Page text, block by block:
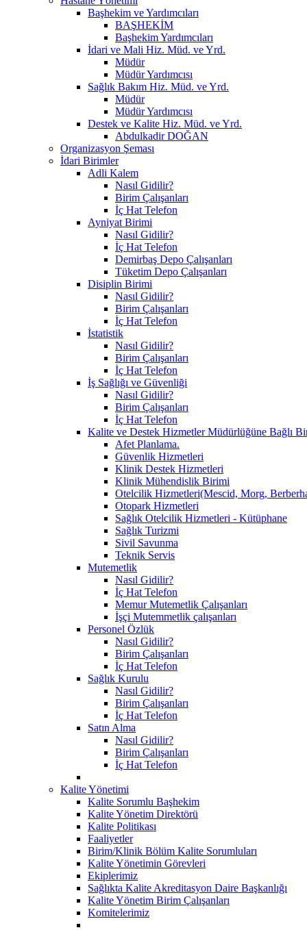
Başhekim ve Yardımcıları
BAŞHEKİM
Başhekim Yardımcıları
İdari ve Mali Hiz. Müd. ve Yrd.
Müdür
Müdür Yardımcısı
Sağlık Bakım Hiz. Müd. ve Yrd.
Müdür
Müdür Yardımcısı
Destek ve Kalite Hiz. Müd. ve Yrd.
Abdulkadir DOĞAN
Organizasyon Şeması
İdari Birimler
Adli Kalem
Nasıl Gidilir?
Birim Çalışanları
İç Hat Telefon
Ayniyat Birimi
Nasıl Gidilir?
İç Hat Telefon
Demirbaş Depo Çalışanları
Tüketim Depo Çalışanları
Disiplin Birimi
Nasıl Gidilir?
Birim Çalışanları
İç Hat Telefon
İstatistik
Nasıl Gidilir?
Birim Çalışanları
İç Hat Telefon
İş Sağlığı ve Güvenliği
Nasıl Gidilir?
Birim Çalışanları
İç Hat Telefon
Kalite ve Destek Hizmetler Müdürlüğüne Bağlı
Afet Planlama.
Güvenlik Hizmetleri
Klinik Destek Hizmetleri
Klinik Mühendislik Birimi
Otelcilik Hizmetleri(Mescid, Morg,
Otopark Hizmetleri
Sağlık Otelcilik Hizmetleri - Kütüphane
Sağlık Turizmi
Sivil Savunma
Teknik Servis
Mutemetlik
Nasıl Gidilir?
İç Hat Telefon
Memur Mutemetlik Çalışanları
İşçi Mutemmetlik çalışanları
Personel Özlük
Nasıl Gidilir?
Birim Çalışanları
İç Hat Telefon
Sağlık Kurulu
Nasıl Gidilir?
Birim Çalışanları
İç Hat Telefon
Satın Alma
Nasıl Gidilir?
Birim Çalışanları
İç Hat Telefon
Kalite Yönetimi
Kalite Sorumlu Başhekim
Kalite Yönetim Direktörü
Kalite Politikası
Faaliyetler
Birim/Klinik Bölüm Kalite Sorumluları
Kalite Yönetimin Görevleri
Ekiplerimiz
Sağlıkta Kalite Akreditasyon Daire Başkanlığı
Kalite Yönetim Birim Çalışanları
Komitelerimiz